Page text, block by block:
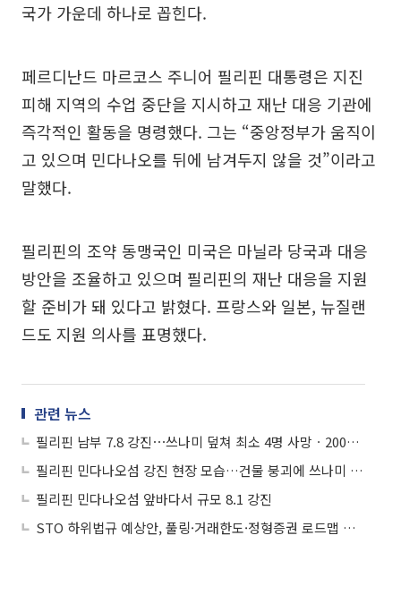
국가 가운데 하나로 꼽힌다.
페르디난드 마르코스 주니어 필리핀 대통령은 지진
피해 지역의 수업 중단을 지시하고 재난 대응 기관에
즉각적인 활동을 명령했다. 그는 “중앙정부가 움직이
고 있으며 민다나오를 뒤에 남겨두지 않을 것”이라고
말했다.
필리핀의 조약 동맹국인 미국은 마닐라 당국과 대응
방안을 조율하고 있으며 필리핀의 재난 대응을 지원
할 준비가 돼 있다고 밝혔다. 프랑스와 일본, 뉴질랜
드도 지원 의사를 표명했다.
관련 뉴스
필리핀 남부 7.8 강진⋯쓰나미 덮쳐 최소 4명 사망ㆍ200명 부상
필리핀 민다나오섬 강진 현장 모습…건물 붕괴에 쓰나미 경보까지
필리핀 민다나오섬 앞바다서 규모 8.1 강진
STO 하위법규 예상안, 풀링·거래한도·정형증권 로드맵 제시